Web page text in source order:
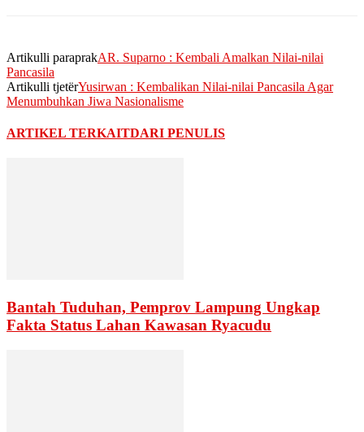
Artikulli paraprakAR. Suparno : Kembali Amalkan Nilai-nilai
Pancasila
Artikulli tjetërYusirwan : Kembalikan Nilai-nilai Pancasila Agar
Menumbuhkan Jiwa Nasionalisme
ARTIKEL TERKAITDARI PENULIS
Bantah Tuduhan, Pemprov Lampung Ungkap
Fakta Status Lahan Kawasan Ryacudu